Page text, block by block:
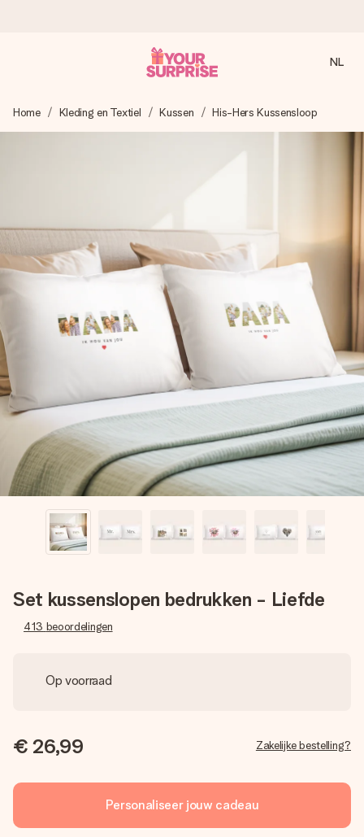
We maken jouw cadeau met zorg en zorgen dat het
razendsnel onderweg is - zodat jij kunt geven op precies
Onze cadeaus worden gewaardeerd. Klanten beoordelen
ons met een 4,7 op Google Reviews
Gratis wenskaartje
Je maakt in een paar stappen iets unieks – met haar naam,
jullie foto of een boodschap die raakt. Zonder gedoe, maar
met alle aandacht voor het moment.
NL
Home Kleding en Textiel Kussen His-Hers Kussensloop
Set kussenslopen bedrukken - Liefde
413 beoordelingen
Op voorraad
€ 26,99 Zakelijke bestelling?
Personaliseer jouw cadeau